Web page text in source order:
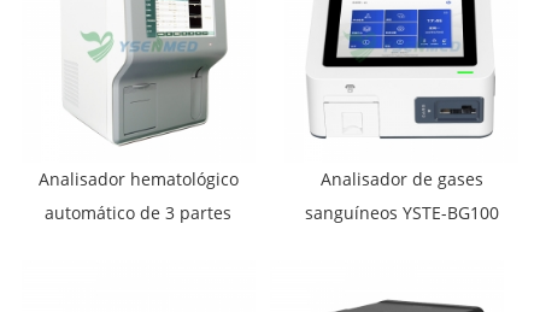
Analisador hematológico
automático de 3 partes
Analisador de gases
sanguíneos YSTE-BG100